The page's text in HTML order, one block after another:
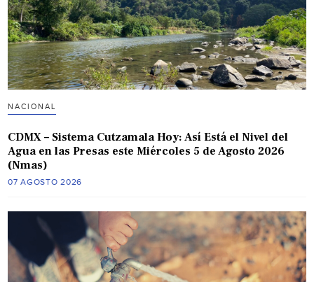
NACIONAL
CDMX – Sistema Cutzamala Hoy: Así Está el Nivel del
Agua en las Presas este Miércoles 5 de Agosto 2026
(Nmas)
07 AGOSTO 2026